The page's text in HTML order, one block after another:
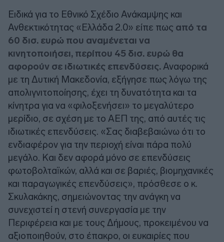
Ειδικά για το Εθνικό Σχέδιο Ανάκαμψης και
Ανθεκτικότητας «Ελλάδα 2.0» είπε πως από τα
60 δισ. ευρώ που αναμένεται να
κινητοποιήσει, περίπου 45 δισ. ευρώ θα
αφορούν σε ιδιωτικές επενδύσεις.Αναφορικά
με τη Δυτική Μακεδονία, εξήγησε πως λόγω της
απολιγνιτοποίησης, έχει τη δυνατότητα και τα
κίνητρα για να «φιλοξενήσει» το μεγαλύτερο
μερίδιο, σε σχέση με το ΑΕΠ της, από αυτές τις
ιδιωτικές επενδύσεις. «Σας διαβεβαιώνω ότι το
ενδιαφέρον για την περιοχή είναι πάρα πολύ
μεγάλο. Και δεν αφορά μόνο σε επενδύσεις
φωτοβολταϊκών, αλλά και σε βαριές, βιομηχανικές
και παραγωγικές επενδύσεις», πρόσθεσε ο κ.
Σκυλακάκης, σημειώνοντας την ανάγκη να
συνεχιστεί η στενή συνεργασία με την
Περιφέρεια και με τους Δήμους, προκειμένου να
αξιοποιηθούν, στο έπακρο, οι ευκαιρίες που